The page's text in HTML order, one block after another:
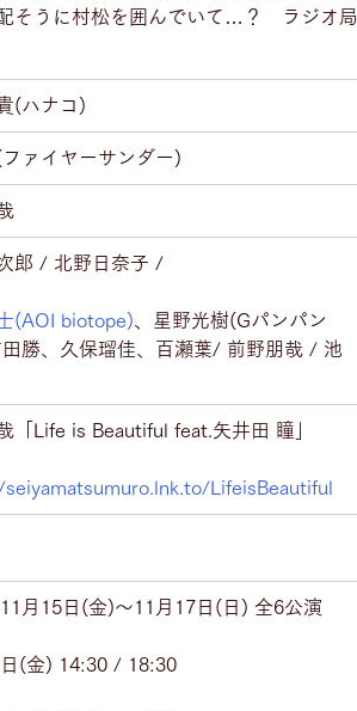
そうに村松を囲んでいて…？　ラジオ局
(ハナコ)
ァイヤーサンダー)
郎 / 北野日奈子 /
(AOI biotope) 、星野光樹(Gパンパン
田勝、久保瑠佳、百瀬葉/ 前野朋哉 / 池
「Life is Beautiful feat.矢井田 瞳」
LifeisBeautiful
月15日(金)〜11月17日(日) 全6公演
(金) 14:30 / 18:30